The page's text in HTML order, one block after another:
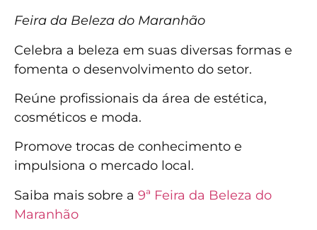
Feira da Beleza do Maranhão
Celebra a beleza em suas diversas formas e
fomenta o desenvolvimento do setor.
Reúne profissionais da área de estética,
cosméticos e moda.
Promove trocas de conhecimento e
impulsiona o mercado local.
Saiba mais sobre a 9ª Feira da Beleza do
Maranhão